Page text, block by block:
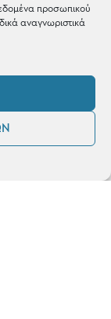
προσωπικού
αναγνωριστικά
0